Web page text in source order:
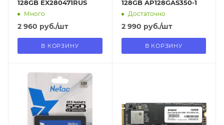
128GB EX280471RUS
Много
2 960 руб./шт
В КОРЗИНУ
128GB AP128GAS350-1
Достаточно
2 990 руб./шт
В КОРЗИНУ
Отправим
18.08.2026
В наличии в пункте
самовывоза
В наличии в пункте
самовывоза
Нет